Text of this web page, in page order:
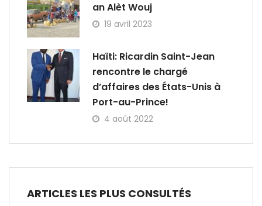
an Alèt Wouj
19 avril 2023
Haïti: Ricardin Saint-Jean
rencontre le chargé
d’affaires des États-Unis à
Port-au-Prince!
4 août 2022
ARTICLES LES PLUS CONSULTÉS